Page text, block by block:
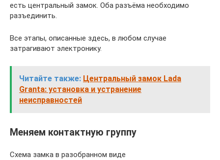
есть центральный замок. Оба разъёма необходимо
разъединить.
Все этапы, описанные здесь, в любом случае
затрагивают электронику.
Читайте также: Центральный замок Lada
Granta: установка и устранение
неисправностей
Меняем контактную группу
Схема замка в разобранном виде